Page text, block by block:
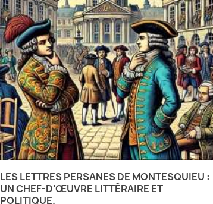
LES LETTRES PERSANES DE MONTESQUIEU :
UN CHEF-D'ŒUVRE LITTÉRAIRE ET
POLITIQUE.